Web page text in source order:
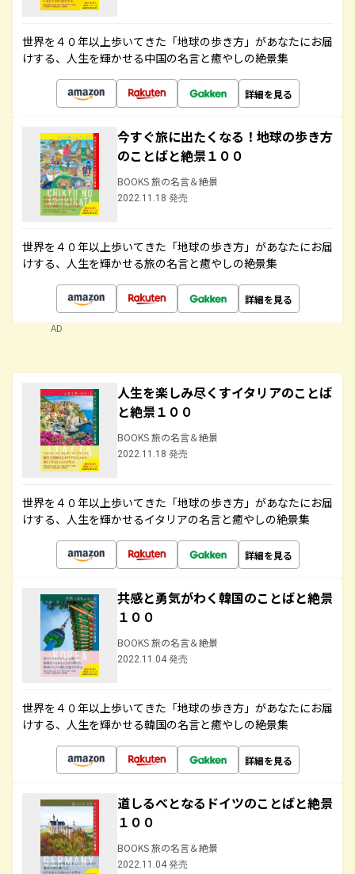
世界を４０年以上歩いてきた「地球の歩き方」があなたにお届
けする、人生を輝かせる中国の名言と癒やしの絶景集
詳細を見る
今すぐ旅に出たくなる！地球の歩き方
のことばと絶景１００
BOOKS 旅の名言＆絶景
2022.11.18 発売
世界を４０年以上歩いてきた「地球の歩き方」があなたにお届
けする、人生を輝かせる旅の名言と癒やしの絶景集
詳細を見る
AD
人生を楽しみ尽くすイタリアのことば
と絶景１００
BOOKS 旅の名言＆絶景
2022.11.18 発売
世界を４０年以上歩いてきた「地球の歩き方」があなたにお届
けする、人生を輝かせるイタリアの名言と癒やしの絶景集
詳細を見る
共感と勇気がわく韓国のことばと絶景
１００
BOOKS 旅の名言＆絶景
2022.11.04 発売
世界を４０年以上歩いてきた「地球の歩き方」があなたにお届
けする、人生を輝かせる韓国の名言と癒やしの絶景集
詳細を見る
道しるべとなるドイツのことばと絶景
１００
BOOKS 旅の名言＆絶景
2022.11.04 発売